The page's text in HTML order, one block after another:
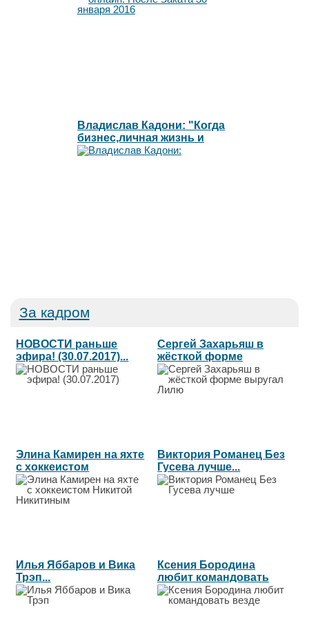
Владислав Кадони: "Когда
бизнес,личная жизнь и
искусство смешивается в
За кадром
НОВОСТИ раньше
эфира! (30.07.2017)...
Сергей Захарьяш в
жёсткой форме
выругал Лилю...
Элина Камирен на яхте
с хоккеистом
Никитой...
Виктория Романец Без
Гусева лучше...
Илья Яббаров и Вика
Трэп...
Ксения Бородина
любит командовать
везде...